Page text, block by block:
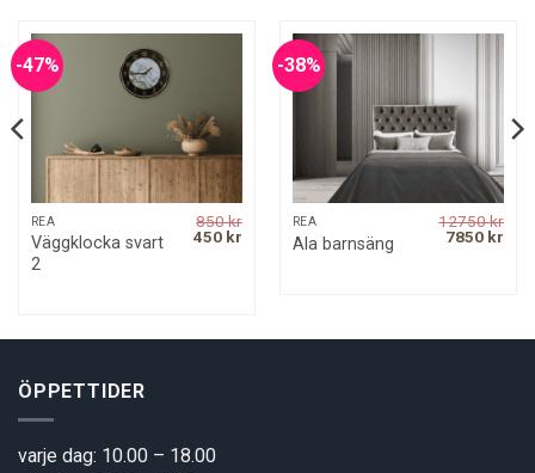
-47%
REA
Väggklocka svart
2
850kr
Original
450 kr Current
-38%
REA
Ala barnsäng
12750kr
Original
7850 kr
ÖPPETTIDER
varje dag: 10.00 – 18.00